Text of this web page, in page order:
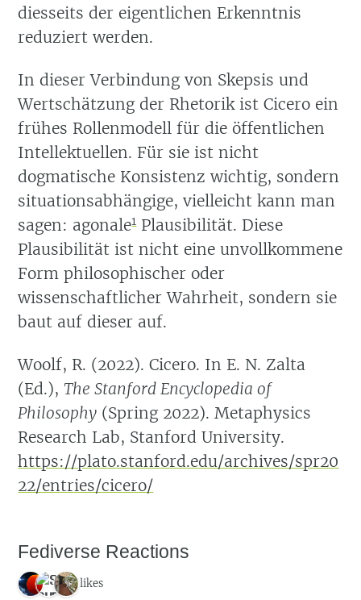
diesseits der eigentlichen Erkenntnis
reduziert werden.
In dieser Verbindung von Skepsis und
Wertschätzung der Rhetorik ist Cicero ein
frühes Rollenmodell für die öffentlichen
Intellektuellen. Für sie ist nicht
dogmatische Konsistenz wichtig, sondern
situationsabhängige, vielleicht kann man
sagen: agonale1Plausibilität. Diese
Plausibilität ist nicht eine unvollkommene
Form philosophischer oder
wissenschaftlicher Wahrheit, sondern sie
baut auf dieser auf.
Woolf, R. (2022). Cicero. In E. N. Zalta
(Ed.),The Stanford Encyclopedia of
Philosophy (Spring 2022). Metaphysics
Research Lab, Stanford University.
https://plato.stanford.edu/archives/spr20
22/entries/cicero/
Fediverse Reactions
3 likes